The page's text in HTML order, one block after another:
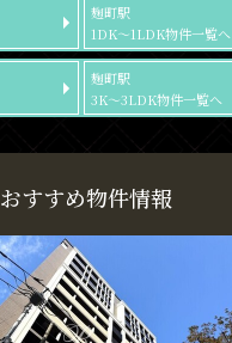
麹町駅
1DK～1LDK物件一覧へ
麹町駅
3K～3LDK物件一覧へ
おすすめ物件情報